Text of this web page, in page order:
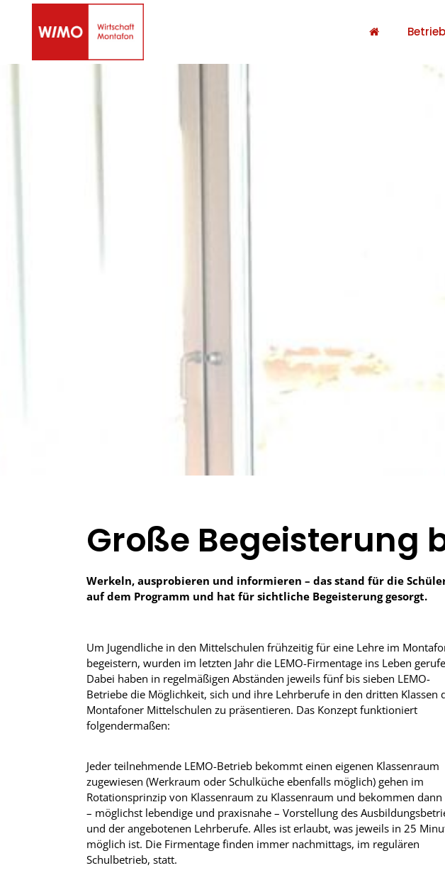
Große Begeisterung
Werkeln, ausprobieren und informieren – das stand für die
auf dem Programm und hat für sichtliche Begeisterung gesorgt.
Um Jugendliche in den Mittelschulen frühzeitig für eine Lehre im
begeistern, wurden im letzten Jahr die LEMO-Firmentage ins Leben
Dabei haben in regelmäßigen Abständen jeweils fünf bis sieben LEMO-
Betriebe die Möglichkeit, sich und ihre Lehrberufe in den dritten Klassen
Montafoner Mittelschulen zu präsentieren. Das Konzept funktioniert
folgendermaßen:
Jeder teilnehmende LEMO-Betrieb bekommt einen eigenen Klassenraum
zugewiesen (Werkraum oder Schulküche ebenfalls möglich) gehen im
Rotationsprinzip von Klassenraum zu Klassenraum und bekommen dann
– möglichst lebendige und praxisnahe – Vorstellung des
und der angebotenen Lehrberufe. Alles ist erlaubt, was jeweils in 25
möglich ist. Die Firmentage finden immer nachmittags, im regulären
Schulbetrieb, statt.